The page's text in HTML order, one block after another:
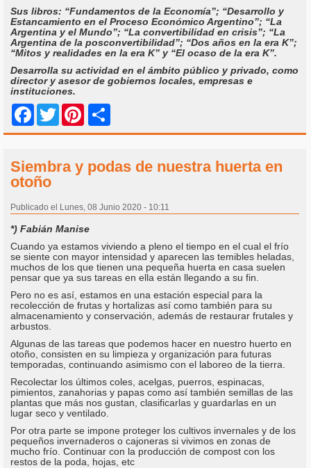
Sus libros: “Fundamentos de la Economía”; “Desarrollo y
Estancamiento en el Proceso Económico Argentino”; “La
Argentina y el Mundo”; “La convertibilidad en crisis”; “La
Argentina de la posconvertibilidad”; “Dos años en la era K”;
“Mitos y realidades en la era K” y “El ocaso de la era K”.
Desarrolla su actividad en el ámbito público y privado, como
director y asesor de gobiernos locales, empresas e
instituciones.
Facebook
Twitter Pinterest
Siembra y podas de nuestra huerta en
otoño
Publicado el Lunes, 08 Junio 2020 - 10:11
*) Fabián Manise
Cuando ya estamos viviendo a pleno el tiempo en el cual el frío
se siente con mayor intensidad y aparecen las temibles heladas,
muchos de los que tienen una pequeña huerta en casa suelen
pensar que ya sus tareas en ella están llegando a su fin.
Pero no es así, estamos en una estación especial para la
recolección de frutas y hortalizas así como también para su
almacenamiento y conservación, además de restaurar frutales y
arbustos.
Algunas de las tareas que podemos hacer en nuestro huerto en
otoño, consisten en su limpieza y organización para futuras
temporadas, continuando asimismo con el laboreo de la tierra.
Recolectar los últimos coles, acelgas, puerros, espinacas,
pimientos, zanahorias y papas como así también semillas de las
plantas que más nos gustan, clasificarlas y guardarlas en un
lugar seco y ventilado.
Por otra parte se impone proteger los cultivos invernales y de los
pequeños invernaderos o cajoneras si vivimos en zonas de
mucho frío. Continuar con la producción de compost con los
restos de la poda, hojas, etc